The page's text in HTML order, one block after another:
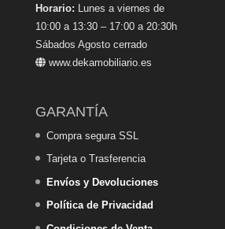
Horario: Lunes a viernes de
10:00 a 13:30 – 17:00 a 20:30h
Sábados Agosto cerrado
www.dekamobiliario.es
GARANTÍA
Compra segura SSL
Tarjeta o Trasferencia
Envíos y Devoluciones
Política de Privacidad